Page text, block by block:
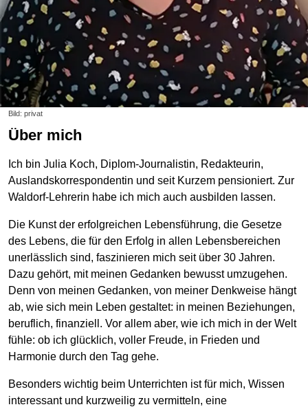
Bild: privat
Über mich
Ich bin Julia Koch, Diplom-Journalistin, Redakteurin,
Auslandskorrespondentin und seit Kurzem pensioniert. Zur
Waldorf-Lehrerin habe ich mich auch ausbilden lassen.
Die Kunst der erfolgreichen Lebensführung, die Gesetze
des Lebens, die für den Erfolg in allen Lebensbereichen
unerlässlich sind, faszinieren mich seit über 30 Jahren.
Dazu gehört, mit meinen Gedanken bewusst umzugehen.
Denn von meinen Gedanken, von meiner Denkweise hängt
ab, wie sich mein Leben gestaltet: in meinen Beziehungen,
beruflich, finanziell. Vor allem aber, wie ich mich in der Welt
fühle: ob ich glücklich, voller Freude, in Frieden und
Harmonie durch den Tag gehe.
Besonders wichtig beim Unterrichten ist für mich, Wissen
interessant und kurzweilig zu vermitteln, eine